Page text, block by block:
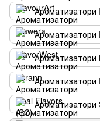
Ароматизатори
Ароматизатори
Ароматизатори
Ароматизатори
Ароматизатори